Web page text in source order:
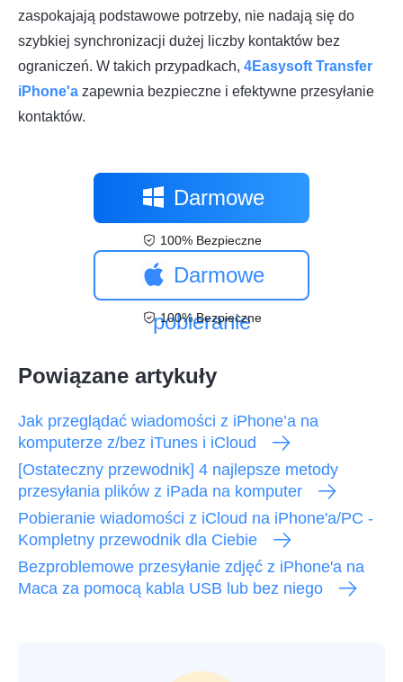
zaspokajają podstawowe potrzeby, nie nadają się do
szybkiej synchronizacji dużej liczby kontaktów bez
ograniczeń. W takich przypadkach, 4Easysoft Transfer
iPhone'a zapewnia bezpieczne i efektywne przesyłanie
kontaktów.
Darmowe
pobieranie
100% Bezpieczne
Darmowe
pobieranie
100% Bezpieczne
Powiązane artykuły
Jak przeglądać wiadomości z iPhone’a na
komputerze z/bez iTunes i iCloud
[Ostateczny przewodnik] 4 najlepsze metody
przesyłania plików z iPada na komputer
Pobieranie wiadomości z iCloud na iPhone'a/PC -
Kompletny przewodnik dla Ciebie
Bezproblemowe przesyłanie zdjęć z iPhone'a na
Maca za pomocą kabla USB lub bez niego